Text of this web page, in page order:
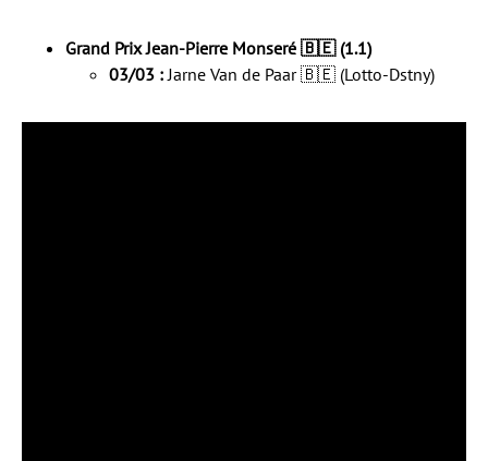
Grand Prix Jean-Pierre Monseré 🇧🇪 (1.1)
03/03 :Jarne Van de Paar 🇧🇪 (Lotto-Dstny)